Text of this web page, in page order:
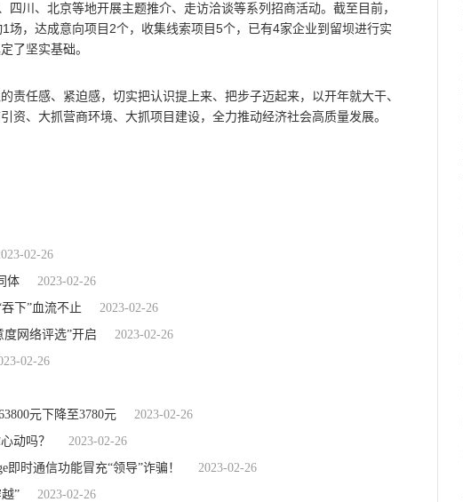
川、北京等地开展主题推介、走访洽谈等系列招商活动。截至目前，
场，达成意向项目2个，收集线索项目5个，已有4家企业到留坝进行实
了坚实基础。
责任感、紧迫感，切实把认识提上来、把步子迈起来，以开年就大干、
资、大抓营商环境、大抓项目建设，全力推动经济社会高质量发展。
02-26
体
2023-02-26
下”血流不止
2023-02-26
网络评选”开启
2023-02-26
02-26
元下降至3780元
2023-02-26
动吗？
2023-02-26
时通信功能冒充“领导”诈骗！
2023-02-26
”
2023-02-26